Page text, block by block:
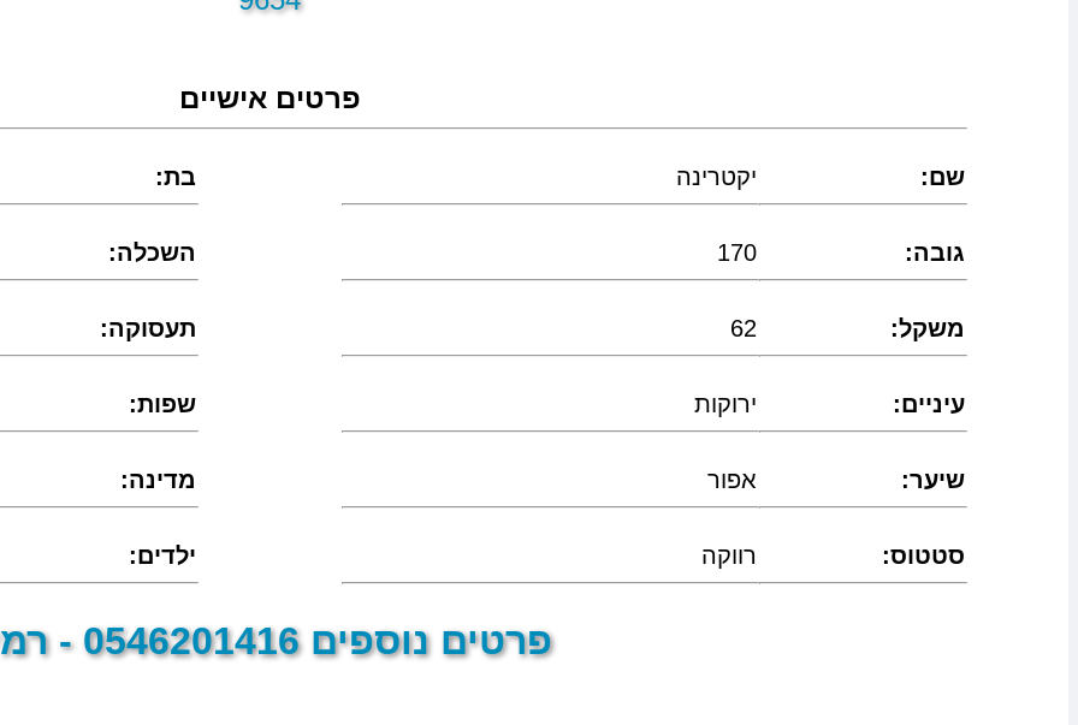
פרטים אישיים
:בת יקטרינה :שם
:השכלה 170 :גובה
:תעסוקה 62 :משקל
:שפות ירוקות :עיניים
:מדינה אפור :שיער
:ילדים רווקה :סטטוס
פרטים נוספים 0546201416 - רמי